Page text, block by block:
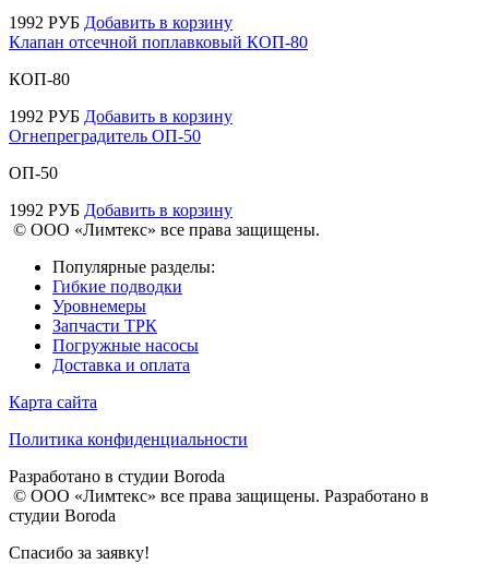
1992 РУБ Добавить в корзину
Клапан отсечной поплавковый КОП-80
КОП-80
1992 РУБ Добавить в корзину
Огнепреградитель ОП-50
ОП-50
1992 РУБ Добавить в корзину
© ООО «Лимтекс» все права защищены.
Популярные разделы:
Гибкие подводки
Уровнемеры
Запчасти ТРК
Погружные насосы
Доставка и оплата
Карта сайта
Политика конфиденциальности
Разработано в студии Boroda
© ООО «Лимтекс» все права защищены. Разработано в
студии Boroda
Спасибо за заявку!